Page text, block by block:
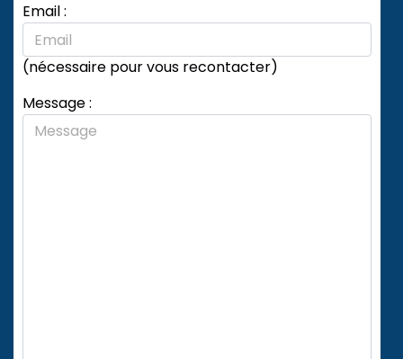
Email :
(nécessaire pour vous recontacter)
Message :